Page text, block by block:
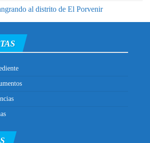
al distrito de El Porvenir